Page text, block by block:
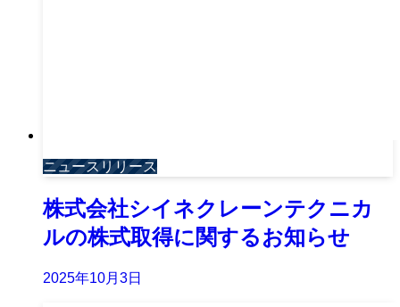
ニュースリリース
株式会社シイネクレーンテクニカ
ルの株式取得に関するお知らせ
2025年10月3日